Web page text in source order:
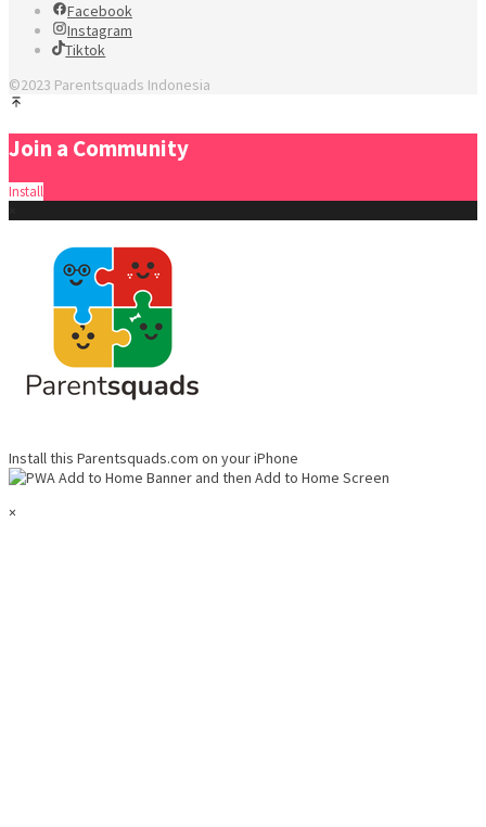
Facebook
Instagram
Tiktok
©2023 Parentsquads Indonesia
Join a Community
Install
Install this Parentsquads.com on your iPhone
and then Add to Home Screen
×